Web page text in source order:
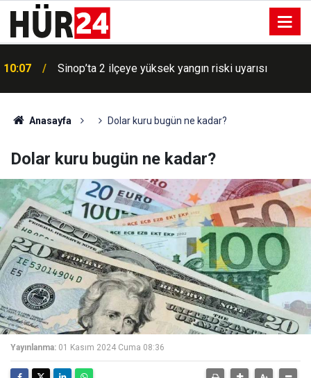
10:07 Sinop’ta 2 ilçeye yüksek yangın riski uyarısı
Anasayfa Dolar kuru bugün ne kadar?
Dolar kuru bugün ne kadar?
Yayınlanma: 01 Kasım 2024 Cuma 08:36